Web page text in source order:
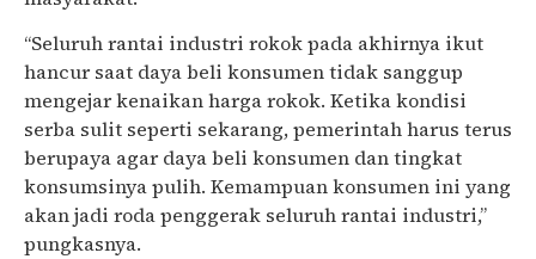
“Seluruh rantai industri rokok pada akhirnya ikut
hancur saat daya beli konsumen tidak sanggup
mengejar kenaikan harga rokok. Ketika kondisi
serba sulit seperti sekarang, pemerintah harus terus
berupaya agar daya beli konsumen dan tingkat
konsumsinya pulih. Kemampuan konsumen ini yang
akan jadi roda penggerak seluruh rantai industri,”
pungkasnya.